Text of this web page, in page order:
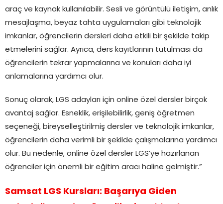
araç ve kaynak kullanılabilir. Sesli ve görüntülü iletişim, anlık
mesajlaşma, beyaz tahta uygulamaları gibi teknolojik
imkanlar, öğrencilerin dersleri daha etkili bir şekilde takip
etmelerini sağlar. Ayrıca, ders kayıtlarının tutulması da
öğrencilerin tekrar yapmalarına ve konuları daha iyi
anlamalarına yardımcı olur.
Sonuç olarak, LGS adayları için online özel dersler birçok
avantaj sağlar. Esneklik, erişilebilirlik, geniş öğretmen
seçeneği, bireyselleştirilmiş dersler ve teknolojik imkanlar,
öğrencilerin daha verimli bir şekilde çalışmalarına yardımcı
olur. Bu nedenle, online özel dersler LGS’ye hazırlanan
öğrenciler için önemli bir eğitim aracı haline gelmiştir.”
Samsat LGS Kursları: Başarıya Giden